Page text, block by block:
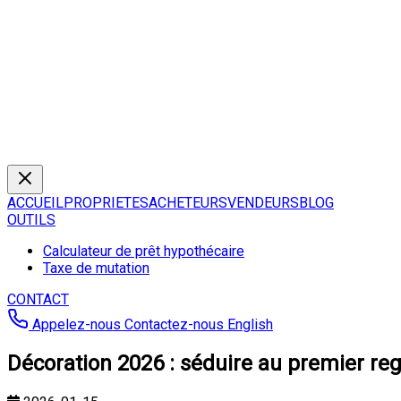
ACCUEILPROPRIETESACHETEURSVENDEURSBLOG
OUTILS
Calculateur de prêt hypothécaire
Taxe de mutation
CONTACT
Appelez-nous Contactez-nous English
Décoration 2026 : séduire au premier